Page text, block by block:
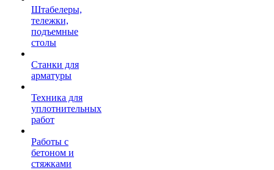
Штабелеры,
тележки,
подъемные
столы
Станки для
арматуры
Техника для
уплотнительных
работ
Работы с
бетоном и
стяжками